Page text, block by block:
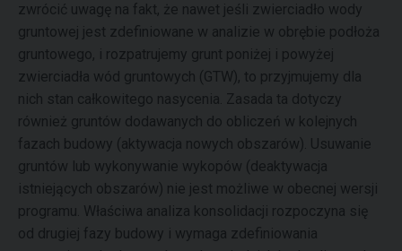
zwrócić uwagę na fakt, że nawet jeśli zwierciadło wody
gruntowej jest zdefiniowane w analizie w obrębie podłoża
gruntowego, i rozpatrujemy grunt poniżej i powyżej
zwierciadła wód gruntowych (GTW), to przyjmujemy dla
nich stan całkowitego nasycenia. Zasada ta dotyczy
również gruntów dodawanych do obliczeń w kolejnych
fazach budowy (aktywacja nowych obszarów). Usuwanie
gruntów lub wykonywanie wykopów (deaktywacja
istniejących obszarów) nie jest możliwe w obecnej wersji
programu. Właściwa analiza konsolidacji rozpoczyna się
od drugiej fazy budowy i wymaga zdefiniowania